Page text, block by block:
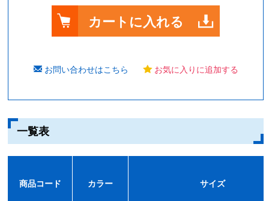
カートに入れる
お問い合わせはこちら お気に入りに追加する
一覧表
商品コード カラー サイズ